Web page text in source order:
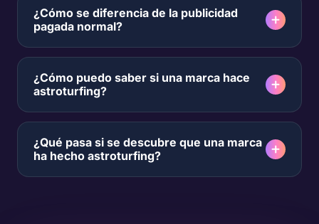
¿Cómo se diferencia de la publicidad
pagada normal?
¿Cómo puedo saber si una marca hace
astroturfing?
¿Qué pasa si se descubre que una marca
ha hecho astroturfing?